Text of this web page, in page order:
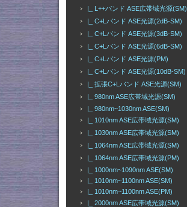
|_ L++バンド ASE広帯域光源(SM)
|_ C+Lバンド ASE光源(2dB-SM)
|_ C+Lバンド ASE光源(3dB-SM)
|_ C+Lバンド ASE光源(6dB-SM)
|_ C+Lバンド ASE光源(PM)
|_ C+Lバンド ASE光源(10dB-SM)
|_ 拡張C+Lバンド ASE光源(SM)
|_ 980nm ASE広帯域光源(SM)
|_ 980nm~1030nm ASE(SM)
|_ 1010nm ASE広帯域光源(SM)
|_ 1030nm ASE広帯域光源(SM)
|_ 1064nm ASE広帯域光源(SM)
|_ 1064nm ASE広帯域光源(PM)
|_ 1000nm~1090nm ASE(SM)
|_ 1010nm~1100nm ASE(SM)
|_ 1010nm~1100nm ASE(PM)
|_ 2000nm ASE広帯域光源(SM)